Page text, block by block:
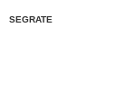
SEGRATE